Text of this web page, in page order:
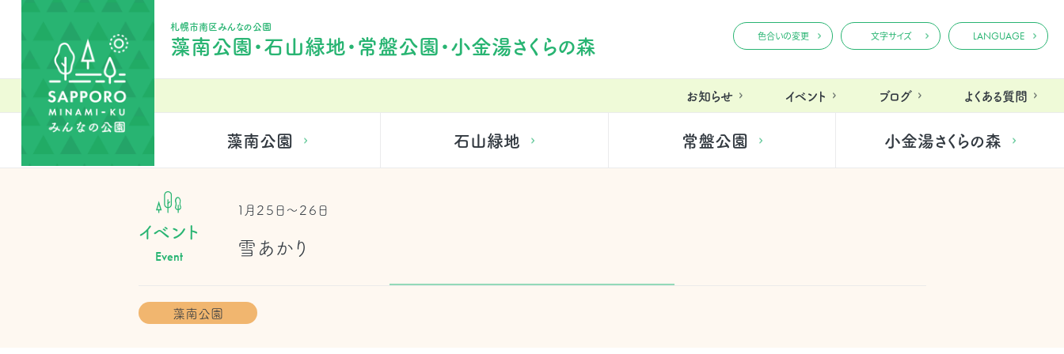
札幌市南区みんなの公園
藻南公園・石山緑地・常盤公園・小金湯さくらの森 色合いの変更 文字サイズ LANGUAGE
お知らせ イベント ブログ よくある質問
藻南公園 石山緑地 常盤公園 小金湯さくらの森
イベント
Event
１月２５日～２６日
雪あかり
藻南公園